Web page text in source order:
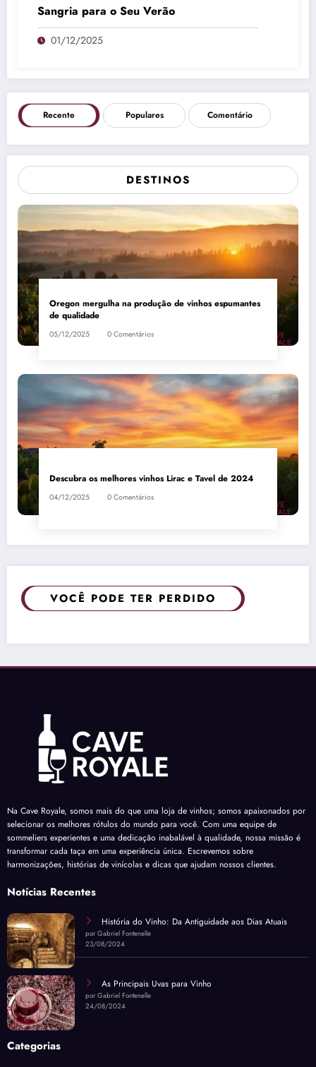
Sangria para o Seu Verão
01/12/2025
Recente Populares Comentário
DESTINOS
Oregon mergulha na produção de vinhos espumantes
de qualidade
05/12/2025 0 Comentários
Descubra os melhores vinhos Lirac e Tavel de 2024
04/12/2025 0 Comentários
VOCÊ PODE TER PERDIDO
Na Cave Royale, somos mais do que uma loja de vinhos; somos apaixonados por
selecionar os melhores rótulos do mundo para você. Com uma equipe de
sommeliers experientes e uma dedicação inabalável à qualidade, nossa missão é
transformar cada taça em uma experiência única. Escrevemos sobre
harmonizações, histórias de vinícolas e dicas que ajudam nossos clientes.
Notícias Recentes
História do Vinho: Da Antiguidade aos Dias Atuais
por Gabriel Fontenelle
23/08/2024
As Principais Uvas para Vinho
por Gabriel Fontenelle
24/08/2024
Categorias